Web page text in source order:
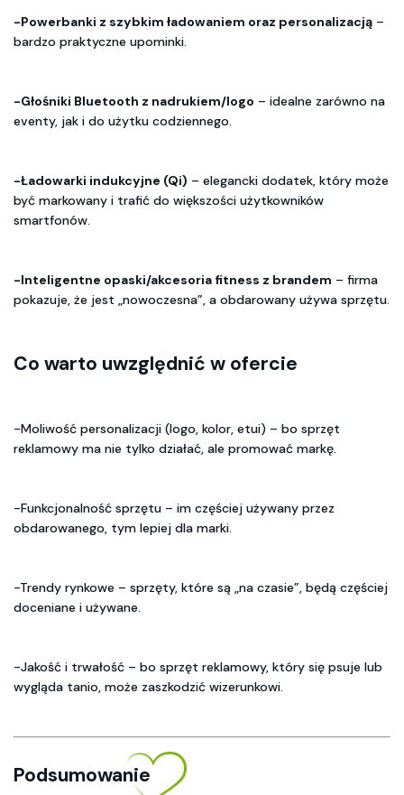
-Powerbanki z szybkim ładowaniem oraz personalizacją –
bardzo praktyczne upominki.
-Głośniki Bluetooth z nadrukiem/logo – idealne zarówno na
eventy, jak i do użytku codziennego.
-Ładowarki indukcyjne (Qi) – elegancki dodatek, który może
być markowany i trafić do większości użytkowników
smartfonów.
-Inteligentne opaski/akcesoria fitness z brandem – firma
pokazuje, że jest „nowoczesna”, a obdarowany używa sprzętu.
Co warto uwzględnić w ofercie
-Moliwość personalizacji (logo, kolor, etui) – bo sprzęt
reklamowy ma nie tylko działać, ale promować markę.
-Funkcjonalność sprzętu – im częściej używany przez
obdarowanego, tym lepiej dla marki.
-Trendy rynkowe – sprzęty, które są „na czasie”, będą częściej
doceniane i używane.
-Jakość i trwałość – bo sprzęt reklamowy, który się psuje lub
wygląda tanio, może zaszkodzić wizerunkowi.
Podsumowanie